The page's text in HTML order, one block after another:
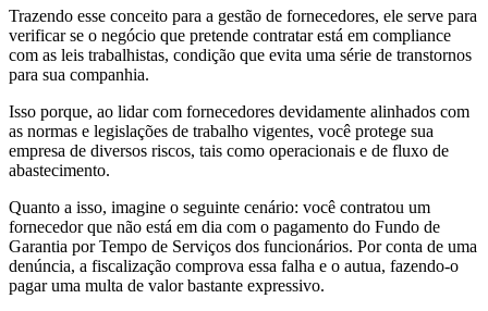
Trazendo esse conceito para a gestão de fornecedores, ele serve para
verificar se o negócio que pretende contratar está em compliance
com as leis trabalhistas, condição que evita uma série de transtornos
para sua companhia.
Isso porque, ao lidar com fornecedores devidamente alinhados com
as normas e legislações de trabalho vigentes, você protege sua
empresa de diversos riscos, tais como operacionais e de fluxo de
abastecimento.
Quanto a isso, imagine o seguinte cenário: você contratou um
fornecedor que não está em dia com o pagamento do Fundo de
Garantia por Tempo de Serviços dos funcionários. Por conta de uma
denúncia, a fiscalização comprova essa falha e o autua, fazendo-o
pagar uma multa de valor bastante expressivo.